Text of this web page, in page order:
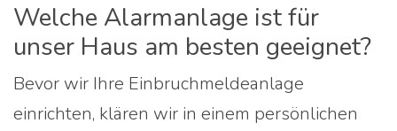
Welche Alarmanlage ist für
unser Haus am besten geeignet?
Bevor wir Ihre Einbruchmeldeanlage
einrichten, klären wir in einem persönlichen